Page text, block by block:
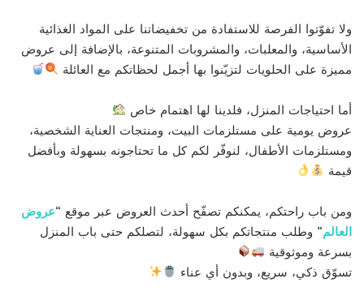
ولا تفوّتوا الفرصة للاستفادة من تخفيضاتنا على المواد الغذائية
الأساسية، والمعلبات، والمشروبات المتنوعة، بالإضافة إلى عروض
مميزة على الحلويات لتزيّنوا بها أجمل لحظاتكم مع العائلة
أما احتياجات المنزل، فلدينا لها اهتمام خاص
عروض يومية على مستلزمات البيت، ومنتجات العناية الشخصية،
ومستلزمات الأطفال، لنوفّر لكم كل ما تحتاجونه بسهولة وبأفضل
قيمة
ومن باب راحتكم، يمكنكم تصفّح أحدث العروض عبر موقع “عروض
العالم” وطلب منتجاتكم بكل سهولة، لتصلكم حتى باب المنزل
بسرعة وموثوقية
تسوّق ذكي، سريع، وبدون أي عناء